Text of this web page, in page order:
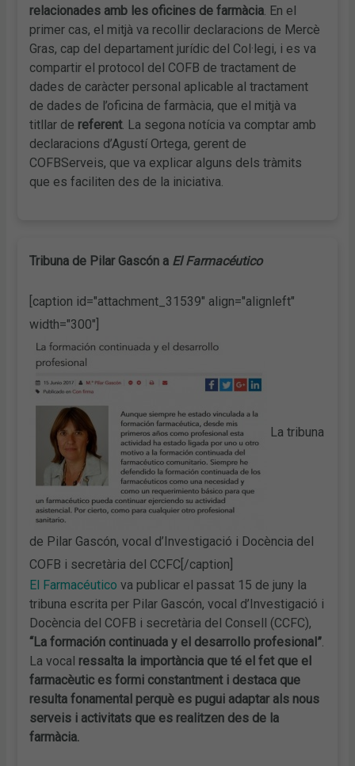
relacionades amb les oficines de farmàcia . En el
primer cas, el mitjà va recollir declaracions de Mercè
Gras, cap del departament jurídic del Col·legi, i es va
compartir el protocol del COFB de tractament de
dades de caràcter personal aplicable al tractament
de dades de l’oficina de farmàcia, que el mitjà va
titllar de referent. La segona notícia va comptar amb
declaracions d’Agustí Ortega, gerent de
COFBServeis, que va explicar alguns dels tràmits
que es faciliten des de la iniciativa.
Tribuna de Pilar Gascón a El Farmacéutico
[caption id="attachment_31539" align="alignleft"
width="300"]
La tribuna
de Pilar Gascón, vocal d’Investigació i Docència del
COFB i secretària del CCFC[/caption]
El Farmacéutico va publicar el passat 15 de juny la
tribuna escrita per Pilar Gascón, vocal d’Investigació i
Docència del COFB i secretària del Consell (CCFC),
“La formación continuada y el desarrollo profesional”.
La vocal ressalta la importància que té el fet que el
farmacèutic es formi constantment i destaca que
resulta fonamental perquè es pugui adaptar als nous
serveis i activitats que es realitzen des de la
farmàcia.